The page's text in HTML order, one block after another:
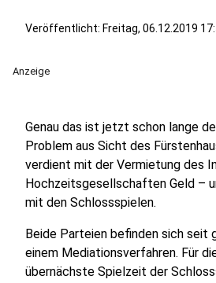
Veröffentlicht: Freitag, 06.12.2019
Anzeige
Genau das ist jetzt schon lange
Problem aus Sicht des
verdient mit der Vermietung des
Hochzeitsgesellschaften Geld –
mit den Schlossspielen.
Beide Parteien befinden sich seit
einem Mediationsverfahren. Für
übernächste Spielzeit der